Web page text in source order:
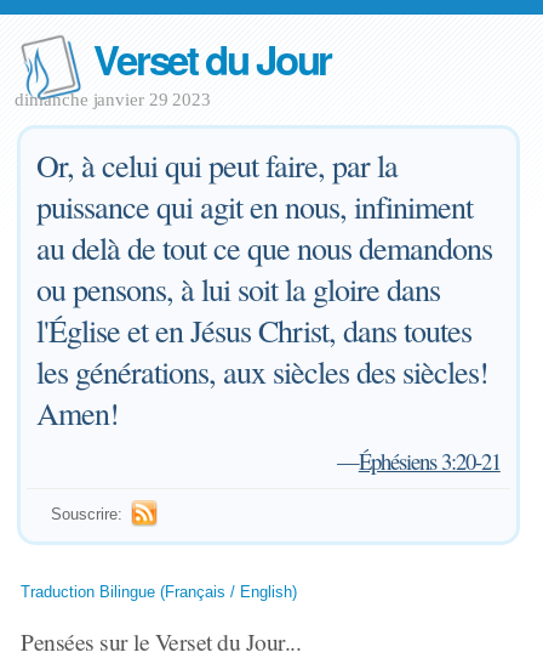
Verset du Jour
dimanche janvier 29 2023
Or, à celui qui peut faire, par la
puissance qui agit en nous, infiniment
au delà de tout ce que nous demandons
ou pensons, à lui soit la gloire dans
l'Église et en Jésus Christ, dans toutes
les générations, aux siècles des siècles!
Amen!
—Éphésiens 3:20-21
Souscrire:
Traduction Bilingue (Français / English)
Pensées sur le Verset du Jour...